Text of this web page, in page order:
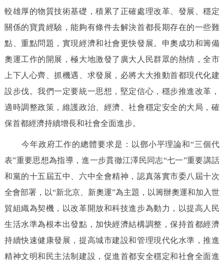
較雄厚的物質技術基礎，積累了正確處理改革、發展、穩定
關係的寶貴經驗，能夠有條件去解決首都長期存在的一些難
點、重點問題，實現經濟和社會更快發展。申奧成功和籌備
奧運工作的開展，極大地激發了廣大人民群眾的熱情，全市
上下人心齊、抓機遇、求發展，必將大大推動首都現代化建
設步伐。我們一定要統一思想，堅定信心，穩步推進改革，
適時調整政策，維護政治、經濟、社會穩定安全的大局，確
保首都經濟持續增長和社會全面進步。
今年政府工作的總體要求是：以鄧小平理論和“三個代
表”重要思想為指導，進一步貫徹江澤民同志“七一”重要講話
和黨的十五屆五中、六中全會精神，認真落實市委八屆十次
全會部署，以“新北京、新奧運”為主題，以籌辦奧運和加入世
貿組織為契機，以改革開放和科技進步為動力，以提高人民
生活水準為根本出發點，加快經濟結構調整，保持首都經濟
持續快速健康發展，提高城市建設和管理現代化水準，推進
精神文明和民主法制建設，促進首都安全穩定和社會全面進